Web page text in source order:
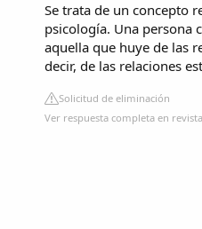
Se trata de un concepto
psicología. Una persona
aquella que huye de las
decir, de las relaciones
Solicitud de eliminación
Ver respuesta completa en